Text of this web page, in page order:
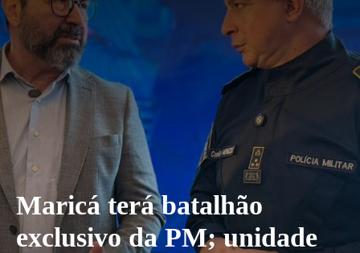
Maricá terá batalhão
exclusivo da PM; unidade